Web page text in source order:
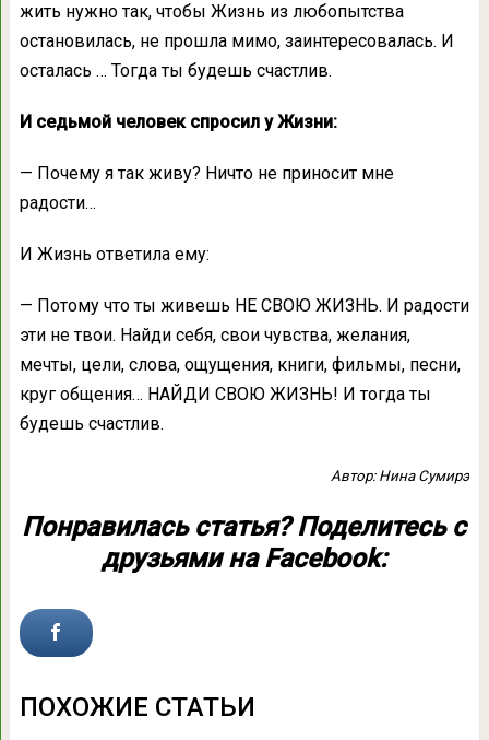
жить нужно так, чтобы Жизнь из любопытства
остановилась, не прошла мимо, заинтересовалась. И
осталась … Тогда ты будешь счастлив.
И седьмой человек спросил у Жизни:
— Почему я так живу? Ничто не приносит мне
радости…
И Жизнь ответила ему:
— Потому что ты живешь НЕ СВОЮ ЖИЗНЬ. И радости
эти не твои. Найди себя, свои чувства, желания,
мечты, цели, слова, ощущения, книги, фильмы, песни,
круг общения… НАЙДИ СВОЮ ЖИЗНЬ! И тогда ты
будешь счастлив.
Автор: Нина Сумирэ
Понравилась статья? Поделитесь с
друзьями на Facebook:
ПОХОЖИЕ СТАТЬИ